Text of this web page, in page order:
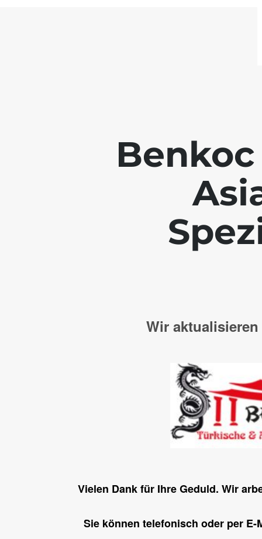
Wir
Vielen Dank für Ihre Geduld. Wir
Sie können telefonisch oder per